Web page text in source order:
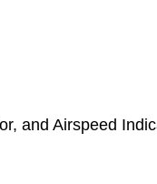
and Airspeed